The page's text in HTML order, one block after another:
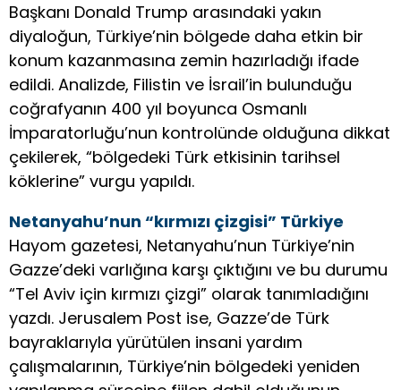
Başkanı Donald Trump arasındaki yakın
diyaloğun, Türkiye’nin bölgede daha etkin bir
konum kazanmasına zemin hazırladığı ifade
edildi. Analizde, Filistin ve İsrail’in bulunduğu
coğrafyanın 400 yıl boyunca Osmanlı
İmparatorluğu’nun kontrolünde olduğuna dikkat
çekilerek, “bölgedeki Türk etkisinin tarihsel
köklerine” vurgu yapıldı.
Netanyahu’nun “kırmızı çizgisi” Türkiye
Hayom gazetesi, Netanyahu’nun Türkiye’nin
Gazze’deki varlığına karşı çıktığını ve bu durumu
“Tel Aviv için kırmızı çizgi” olarak tanımladığını
yazdı. Jerusalem Post ise, Gazze’de Türk
bayraklarıyla yürütülen insani yardım
çalışmalarının, Türkiye’nin bölgedeki yeniden